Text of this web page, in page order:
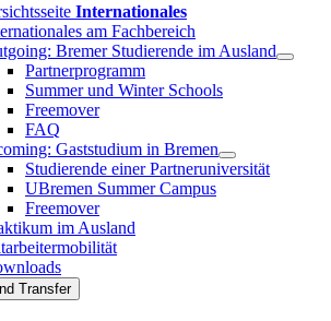
Internationales
am Fachbereich
Bremer Studierende im Ausland
Partnerprogramm
Summer und Winter Schools
Freemover
FAQ
Gaststudium in Bremen
Studierende einer Partneruniversität
UBremen Summer Campus
Freemover
im Ausland
Transfer